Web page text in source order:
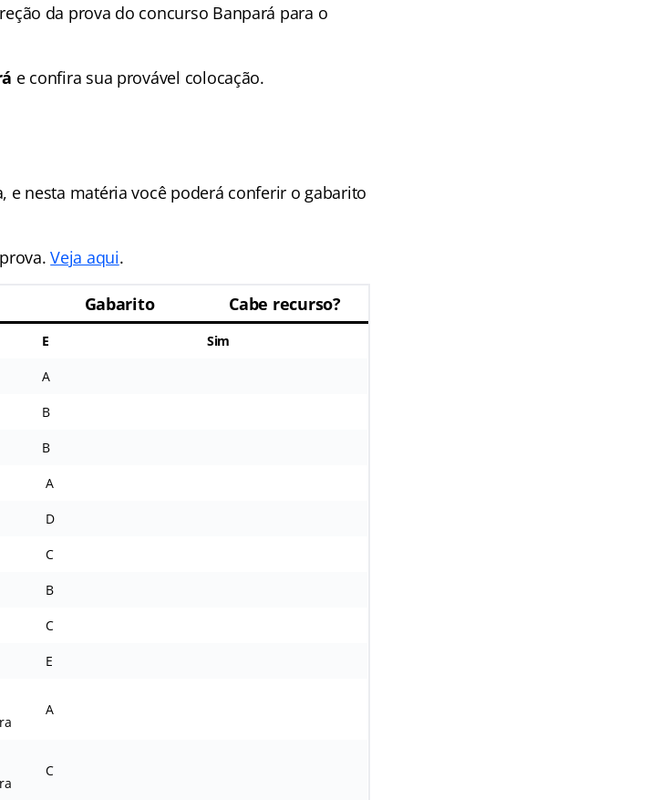
da prova do concurso Banpará para o
e confira sua provável colocação.
e nesta matéria você poderá conferir o gabarito
Veja aqui.
Gabarito Cabe recurso?
E Sim
A
B
B
A
D
C
B
C
E
A
C